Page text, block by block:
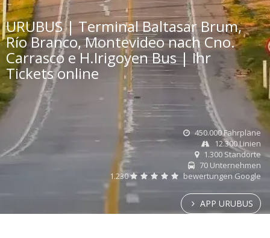
URUBUS | Terminal Baltasar Brum,
Río Branco, Montevideo nach Cno.
Carrasco e H.Irigoyen Bus | Ihr
Tickets online
450.000 Fahrpläne
12.300 Linien
1.300 Standorte
70 Unternehmen
1.230
bewertungen Google
APP URUBUS